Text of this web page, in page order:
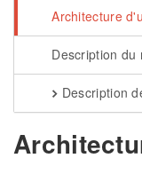
Architecture
Description du
Description